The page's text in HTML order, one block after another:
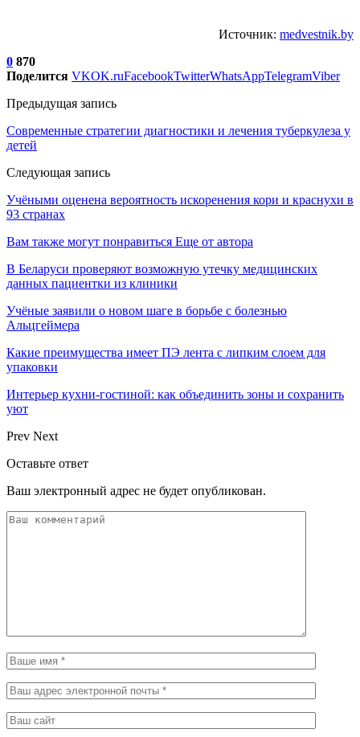
Источник: medvestnik.by
0 870
Поделится VKOK.ruFacebookTwitterWhatsAppTelegramViber
Предыдущая запись
Современные стратегии диагностики и лечения туберкулеза у
детей
Следующая запись
Учёными оценена вероятность искоренения кори и краснухи в
93 странах
Вам также могут понравиться Еще от автора
В Беларуси проверяют возможную утечку медицинских
данных пациентки из клиники
Учёные заявили о новом шаге в борьбе с болезнью
Альцгеймера
Какие преимущества имеет ПЭ лента с липким слоем для
упаковки
Интерьер кухни-гостиной: как объединить зоны и сохранить
уют
Prev Next
Оставьте ответ
Ваш электронный адрес не будет опубликован.